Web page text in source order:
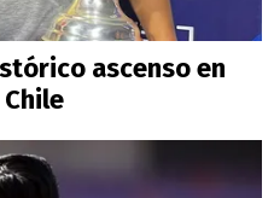
ascenso en